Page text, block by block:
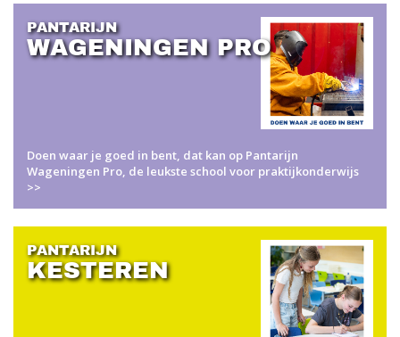
PANTARIJN
WAGENINGEN PRO
Doen waar je goed in bent, dat kan op Pantarijn
Wageningen Pro, de leukste school voor praktijkonderwijs
>>
PANTARIJN
KESTEREN